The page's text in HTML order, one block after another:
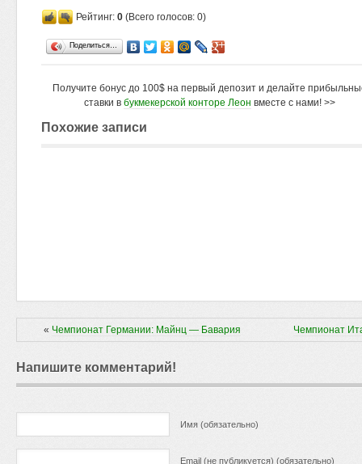
Рейтинг: 0 (Всего голосов: 0)
Поделиться…
Получите бонус до 100$ на первый депозит и делайте
ставки в букмекерской конторе Леон вместе с нами! >>
Похожие записи
« Чемпионат Германии: Майнц — Бавария Чемпионат
Напишите комментарий!
Имя (обязательно)
Email (не публикуется) (обязательно)